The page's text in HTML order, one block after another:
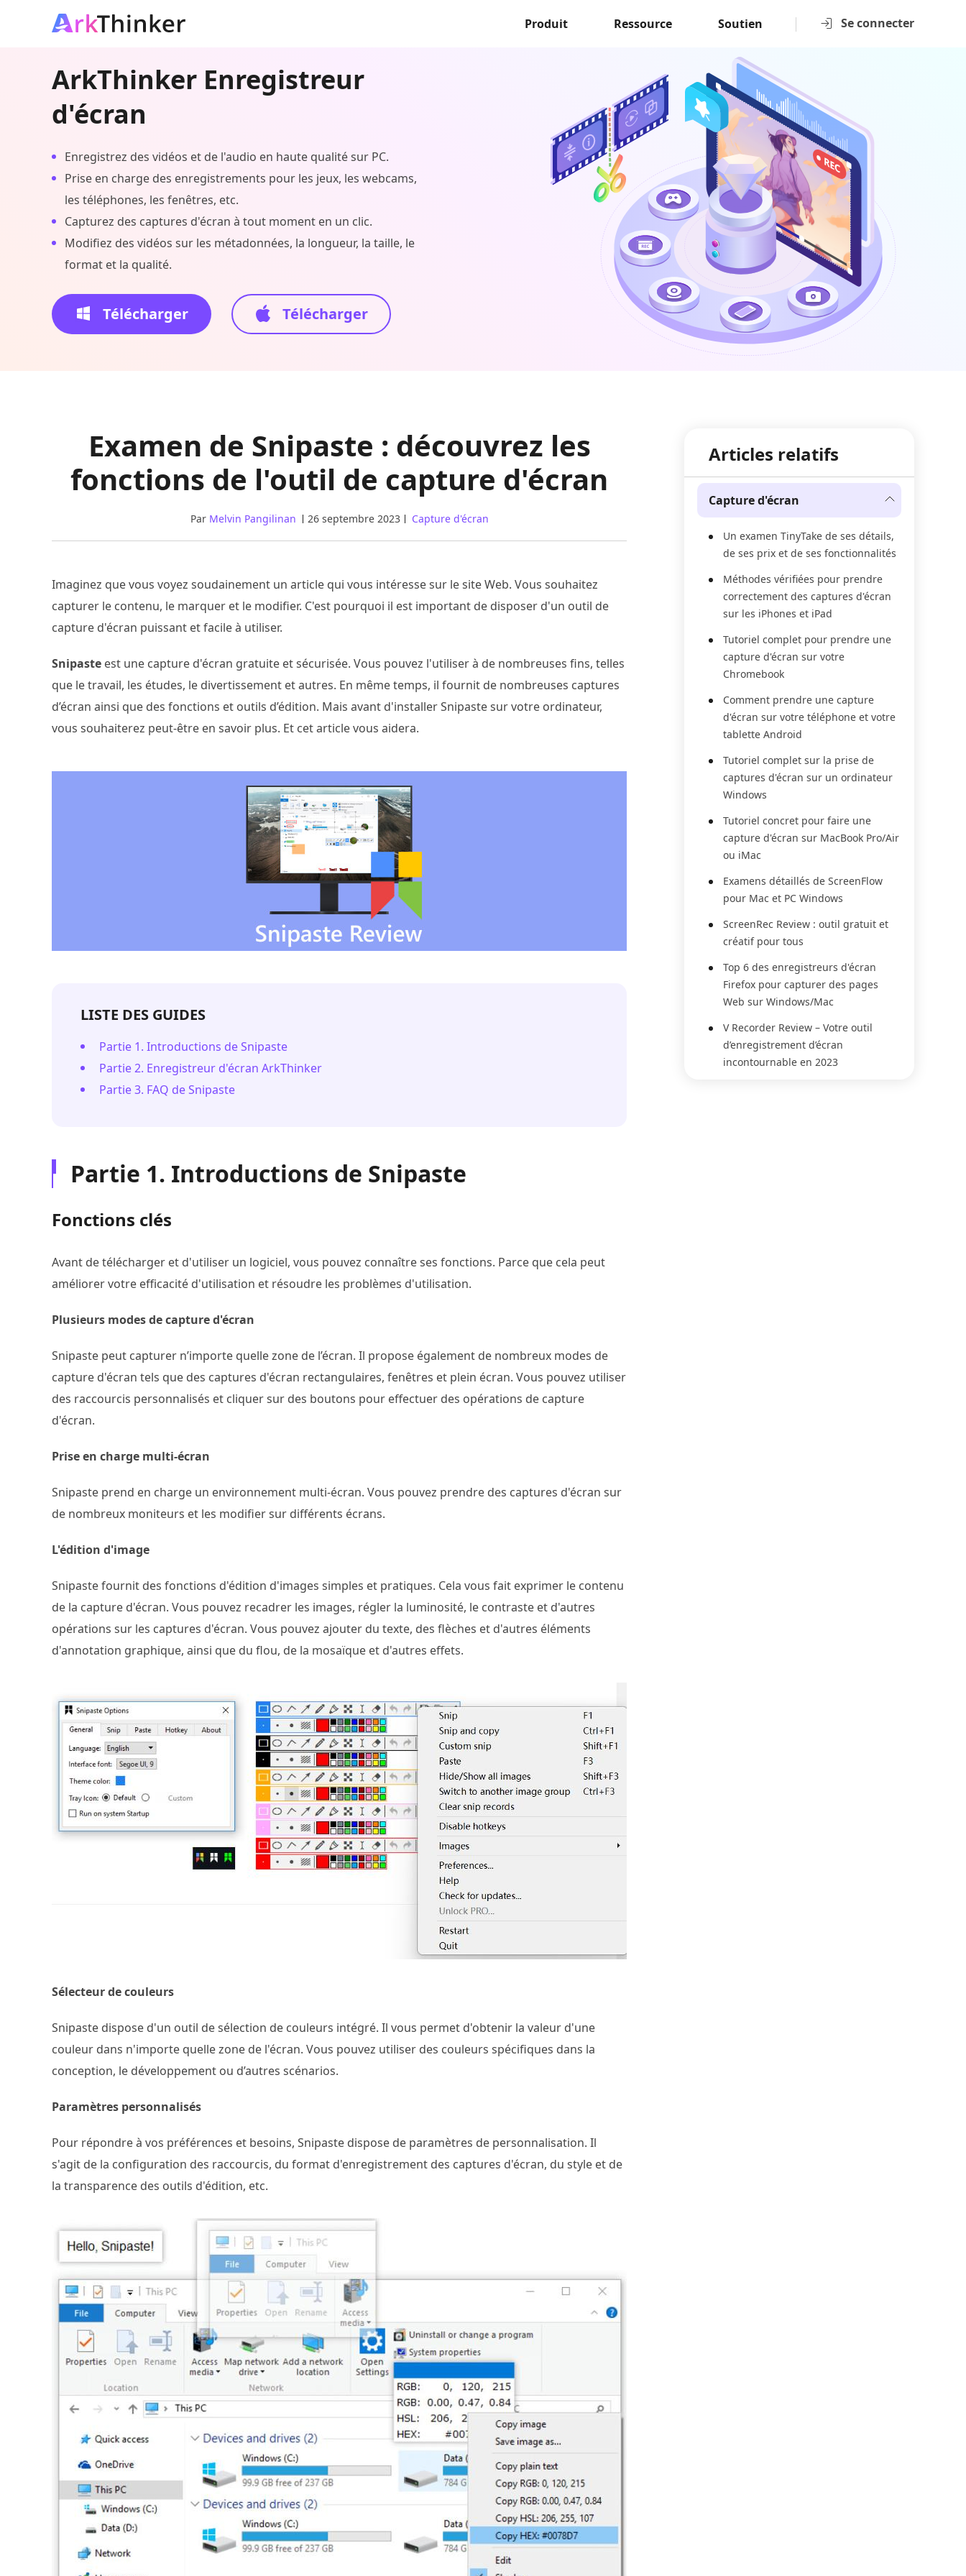
Se connecter
Produit Ressource Soutien
ArkThinker Enregistreur
d'écran
Enregistrez des vidéos et de l'audio en haute qualité sur PC.
Prise en charge des enregistrements pour les jeux, les webcams,
les téléphones, les fenêtres, etc.
Capturez des captures d'écran à tout moment en un clic.
Modifiez des vidéos sur les métadonnées, la longueur, la taille, le
format et la qualité.
Télécharger Télécharger
Examen de Snipaste : découvrez les
fonctions de l'outil de capture d'écran
Par Melvin Pangilinan 26 septembre 2023 Capture d'écran
Imaginez que vous voyez soudainement un article qui vous intéresse sur le site Web. Vous souhaitez
capturer le contenu, le marquer et le modifier. C'est pourquoi il est important de disposer d'un outil de
capture d'écran puissant et facile à utiliser.
Snipaste est une capture d'écran gratuite et sécurisée. Vous pouvez l'utiliser à de nombreuses fins, telles
que le travail, les études, le divertissement et autres. En même temps, il fournit de nombreuses captures
d’écran ainsi que des fonctions et outils d’édition. Mais avant d'installer Snipaste sur votre ordinateur,
vous souhaiterez peut-être en savoir plus. Et cet article vous aidera.
LISTE DES GUIDES
Partie 1. Introductions de Snipaste
Partie 2. Enregistreur d'écran ArkThinker
Partie 3. FAQ de Snipaste
Partie 1. Introductions de Snipaste
Fonctions clés
Avant de télécharger et d'utiliser un logiciel, vous pouvez connaître ses fonctions. Parce que cela peut
améliorer votre efficacité d'utilisation et résoudre les problèmes d'utilisation.
Plusieurs modes de capture d'écran
Snipaste peut capturer n’importe quelle zone de l’écran. Il propose également de nombreux modes de
capture d'écran tels que des captures d'écran rectangulaires, fenêtres et plein écran. Vous pouvez utiliser
des raccourcis personnalisés et cliquer sur des boutons pour effectuer des opérations de capture
d'écran.
Prise en charge multi-écran
Snipaste prend en charge un environnement multi-écran. Vous pouvez prendre des captures d'écran sur
de nombreux moniteurs et les modifier sur différents écrans.
L'édition d'image
Snipaste fournit des fonctions d'édition d'images simples et pratiques. Cela vous fait exprimer le contenu
de la capture d'écran. Vous pouvez recadrer les images, régler la luminosité, le contraste et d'autres
opérations sur les captures d'écran. Vous pouvez ajouter du texte, des flèches et d'autres éléments
d'annotation graphique, ainsi que du flou, de la mosaïque et d'autres effets.
Sélecteur de couleurs
Snipaste dispose d'un outil de sélection de couleurs intégré. Il vous permet d'obtenir la valeur d'une
couleur dans n'importe quelle zone de l'écran. Vous pouvez utiliser des couleurs spécifiques dans la
conception, le développement ou d’autres scénarios.
Paramètres personnalisés
Pour répondre à vos préférences et besoins, Snipaste dispose de paramètres de personnalisation. Il
s'agit de la configuration des raccourcis, du format d'enregistrement des captures d'écran, du style et de
la transparence des outils d'édition, etc.
Articles relatifs
Capture d'écran
Un examen TinyTake de ses détails,
de ses prix et de ses fonctionnalités
Méthodes vérifiées pour prendre
correctement des captures d'écran
sur les iPhones et iPad
Tutoriel complet pour prendre une
capture d'écran sur votre
Chromebook
Comment prendre une capture
d'écran sur votre téléphone et votre
tablette Android
Tutoriel complet sur la prise de
captures d'écran sur un ordinateur
Windows
Tutoriel concret pour faire une
capture d'écran sur MacBook Pro/Air
ou iMac
Examens détaillés de ScreenFlow
pour Mac et PC Windows
ScreenRec Review : outil gratuit et
créatif pour tous
Top 6 des enregistreurs d'écran
Firefox pour capturer des pages
Web sur Windows/Mac
V Recorder Review – Votre outil
d’enregistrement d’écran
incontournable en 2023